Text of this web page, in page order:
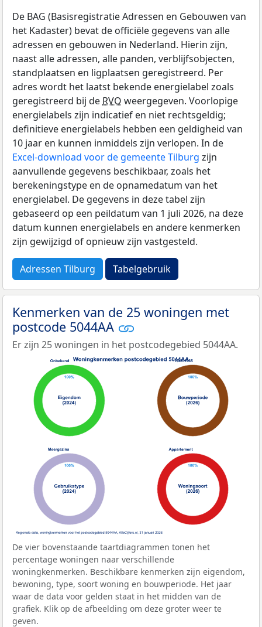
De BAG (Basisregistratie Adressen en Gebouwen van
het Kadaster) bevat de officiële gegevens van alle
adressen en gebouwen in Nederland. Hierin zijn,
naast alle adressen, alle panden, verblijfsobjecten,
standplaatsen en ligplaatsen geregistreerd. Per
adres wordt het laatst bekende energielabel zoals
geregistreerd bij de RVO weergegeven. Voorlopige
energielabels zijn indicatief en niet rechtsgeldig;
definitieve energielabels hebben een geldigheid van
10 jaar en kunnen inmiddels zijn verlopen. In de
Excel-download voor de gemeente Tilburg zijn
aanvullende gegevens beschikbaar, zoals het
berekeningstype en de opnamedatum van het
energielabel. De gegevens in deze tabel zijn
gebaseerd op een peildatum van 1 juli 2026, na deze
datum kunnen energielabels en andere kenmerken
zijn gewijzigd of opnieuw zijn vastgesteld.
Adressen Tilburg Tabelgebruik
Kenmerken van de 25 woningen met
postcode 5044AA
Er zijn 25 woningen in het postcodegebied 5044AA.
De vier bovenstaande taartdiagrammen tonen het
percentage woningen naar verschillende
woningkenmerken. Beschikbare kenmerken zijn eigendom,
bewoning, type, soort woning en bouwperiode. Het jaar
waar de data voor gelden staat in het midden van de
grafiek. Klik op de afbeelding om deze groter weer te
geven.